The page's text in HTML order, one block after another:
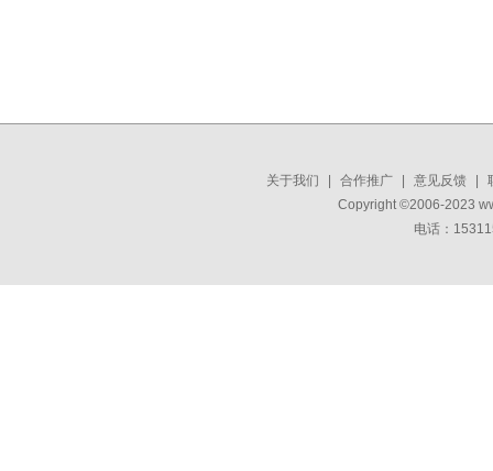
关于我们 合作推广 意见反馈
Copyright ©2006-2023
电话：